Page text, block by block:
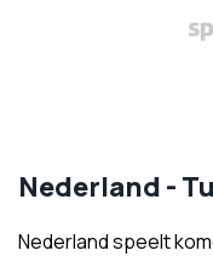
Nederland -
Nederland speelt